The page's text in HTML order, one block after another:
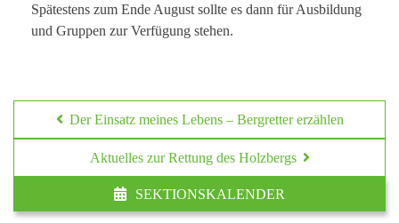
Spätestens zum Ende August sollte es dann für Ausbildung
und Gruppen zur Verfügung stehen.
Der Einsatz meines Lebens – Bergretter erzählen
Aktuelles zur Rettung des Holzbergs
SEKTIONSKALENDER